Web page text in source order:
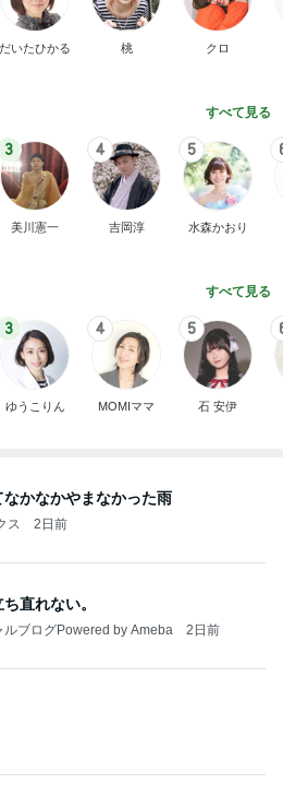
だいたひかる 桃 クロ
すべて見る
3
美川憲一
4
吉岡淳
5
水森かおり
すべて見る
3
ゆうこりん
4
MOMIママ
5
石 安伊
かなかやまなかった雨
ス 2日前
直れない。
ルブログPowered by Ameba 2日前